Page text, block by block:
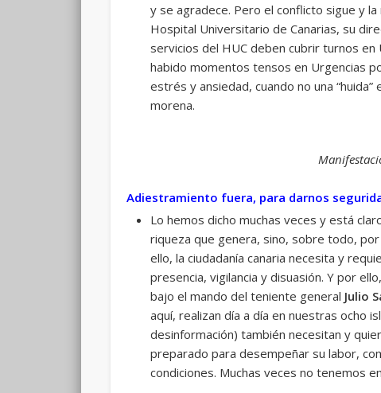
y se agradece. Pero el conflicto sigue y
Hospital Universitario de Canarias, su
servicios del HUC deben cubrir turnos en
habido momentos tensos en Urgencias
estrés y ansiedad, cuando no una
morena.
Adiestramiento fuera, para darnos
Lo hemos dicho muchas veces y está
riqueza que genera, sino, sobre todo,
ello, la ciudadanía canaria necesita y
presencia, vigilancia y disuasión. Y por
bajo el mando del teniente general Julio
aquí, realizan día a día en nuestras ocho
desinformación) también necesitan y
preparado para desempeñar su labor,
condiciones. Muchas veces no tenemos